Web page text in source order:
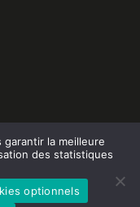
la meilleure
des statistiques
optionnels